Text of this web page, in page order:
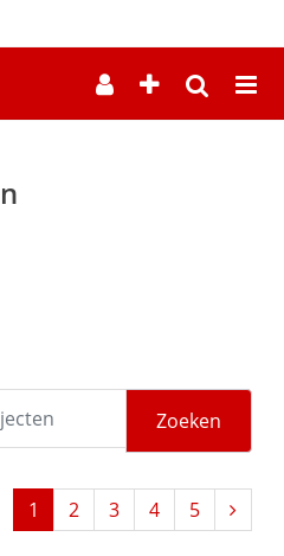
Zoeken
1
2 3 4 5